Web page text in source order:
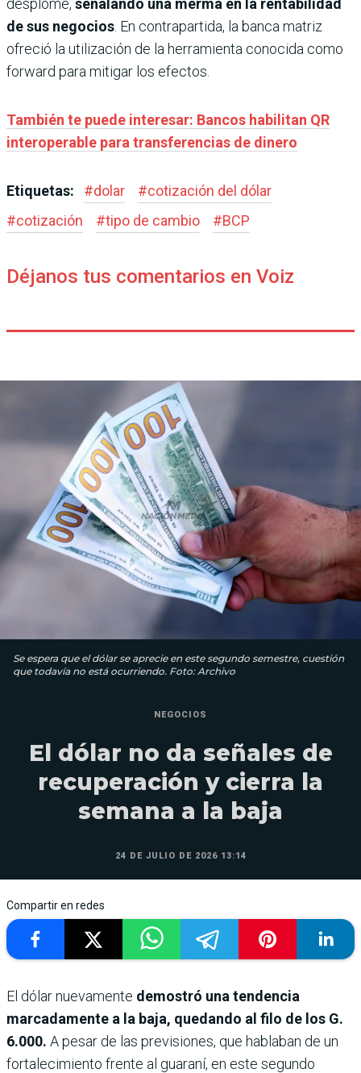
desplome, señalando una merma en la rentabilidad
de sus negocios. En contrapartida, la banca matriz
ofreció la utilización de la herramienta conocida como
forward para mitigar los efectos.
También te puede interesar: Bancos habilitan QR
interoperable para transferencias de dinero
Etiquetas: #dolar #cotización del dólar
#cotización #tipo de cambio #BCP
Déjanos tus comentarios en Voiz
Se espera que el dólar se aprecie en este segundo semestre, cuestión
que todavía no está ocurriendo. Foto: Archivo
NEGOCIOS
El dólar no da señales de
recuperación y cierra la
semana a la baja
24 DE JULIO DE 2026 13:14
Compartir en redes
El dólar nuevamente demostró una tendencia
marcadamente a la baja, quedando al filo de los G.
6.000. A pesar de las previsiones, que hablaban de un
fortalecimiento frente al guaraní, en este segundo